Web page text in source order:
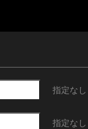
指定なし
指定なし